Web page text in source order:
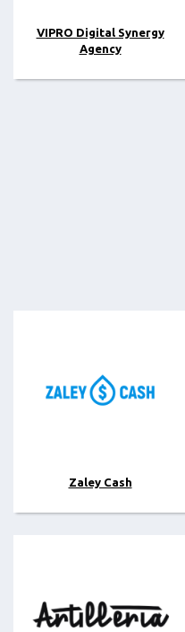
VIPRO Digital Synergy
Agency
Zaley Cash